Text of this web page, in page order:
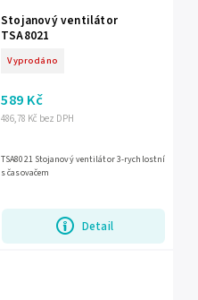
Stojanový ventilátor
TSA8021
Vyprodáno
486,78 Kč bez DPH
589 Kč
Detail
TSA8021 Stojanový ventilátor 3-rychlostní
s časovačem